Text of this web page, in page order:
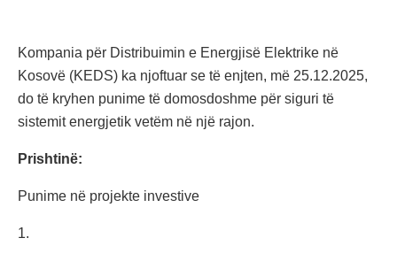
Kompania për Distribuimin e Energjisë Elektrike në
Kosovë (KEDS) ka njoftuar se të enjten, më 25.12.2025,
do të kryhen punime të domosdoshme për siguri të
sistemit energjetik vetëm në një rajon.
Prishtinë:
Punime në projekte investive
1.